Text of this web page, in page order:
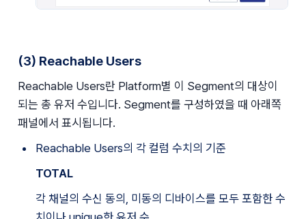
(3) Reachable Users
Reachable Users란 Platform별 이 Segment의 대상이
되는 총 유저 수입니다. Segment를 구성하였을 때 아래쪽
패널에서 표시됩니다.
Reachable Users의 각 컬럼 수치의 기준
TOTAL
각 채널의 수신 동의, 미동의 디바이스를 모두 포함한 수